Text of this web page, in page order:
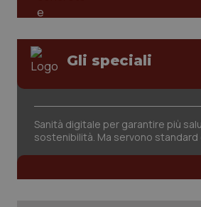
Gli speciali
Sanità digitale per garantire più
sostenibilità. Ma servono standard
tracking-enable